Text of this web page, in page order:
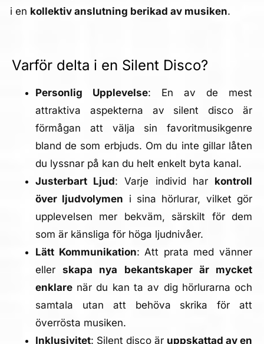
i en kollektiv anslutning berikad av musiken.
Varför delta i en Silent Disco?
Personlig Upplevelse: En av de mest
attraktiva aspekterna av silent disco är
förmågan att välja sin favoritmusikgenre
bland de som erbjuds. Om du inte gillar låten
du lyssnar på kan du helt enkelt byta kanal.
Justerbart Ljud: Varje individ har kontroll
över ljudvolymen i sina hörlurar, vilket gör
upplevelsen mer bekväm, särskilt för dem
som är känsliga för höga ljudnivåer.
Lätt Kommunikation: Att prata med vänner
ellerskapa nya bekantskaper är mycket
enklarenär du kan ta av dig hörlurarna och
samtala utan att behöva skrika för att
överrösta musiken.
Inklusivitet: Silent disco är uppskattad av en